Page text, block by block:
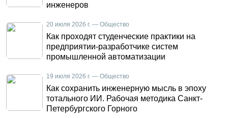
инженеров
20 июля 2026 г. — Общество
Как проходят студенческие практики на
предприятии-разработчике систем
промышленной автоматизации
19 июля 2026 г. — Общество
Как сохранить инженерную мысль в эпоху
тотального ИИ. Рабочая методика Санкт-
Петербургского Горного